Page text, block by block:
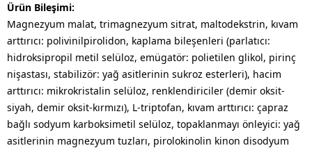
Ürün Bileşimi:
Magnezyum malat, trimagnezyum sitrat, maltodekstrin, kıvam
arttırıcı: polivinilpirolidon, kaplama bileşenleri (parlatıcı:
hidroksipropil metil selüloz, emügatör: polietilen glikol, pirinç
nişastası, stabilizör: yağ asitlerinin sukroz esterleri), hacim
arttırıcı: mikrokristalin selüloz, renklendiriciler (demir oksit-
siyah, demir oksit-kırmızı), L-triptofan, kıvam arttırıcı: çapraz
bağlı sodyum karboksimetil selüloz, topaklanmayı önleyici: yağ
asitlerinin magnezyum tuzları, pirolokinolin kinon disodyum